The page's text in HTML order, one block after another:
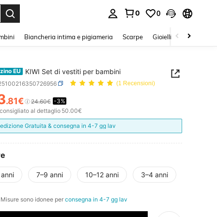
0 0
Biancheria intima e pigiameria Scarpe Gioielli E Accessori
EU KIWI Set di vestiti per bambini
(1 Recensioni)
AND AVAILABILITY
.81€ 24.60€ -3%
al dettaglio50.00€
Gratuita & consegna in 4-7 gg lav
7–9 anni 10–12 anni 3–4 anni
sono idonee per consegna in 4-7 gg lav